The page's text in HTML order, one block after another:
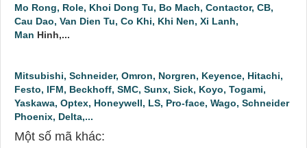
Mo Rong, Role, Khoi Dong Tu, Bo Mach, Contactor, CB,
Cau Dao, Van Dien Tu, Co Khi, Khi Nen, Xi Lanh,
Man Hinh,...
Mitsubishi, Schneider, Omron, Norgren, Keyence, Hitachi,
Festo, IFM, Beckhoff, SMC, Sunx, Sick, Koyo, Togami,
Yaskawa, Optex, Honeywell, LS, Pro-face, Wago, Schneider
Phoenix, Delta,...
Một số mã khác: